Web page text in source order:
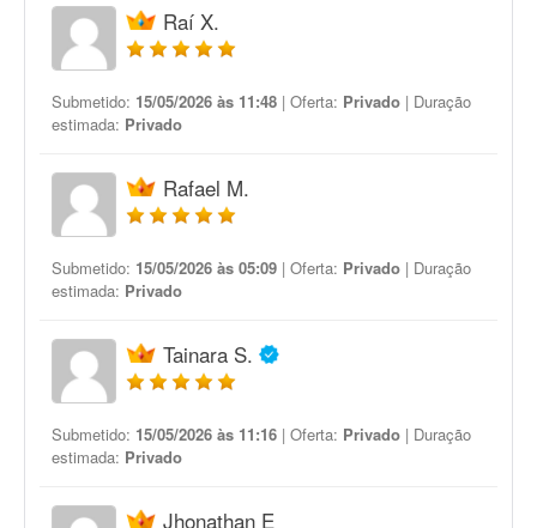
Raí X.
Submetido: 15/05/2026 às 11:48 | Oferta: Privado | Duração
estimada: Privado
Rafael M.
Submetido: 15/05/2026 às 05:09 | Oferta: Privado | Duração
estimada: Privado
Tainara S.
Submetido: 15/05/2026 às 11:16 | Oferta: Privado | Duração
estimada: Privado
Jhonathan E